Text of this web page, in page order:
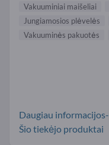
Vakuuminiai maišeliai
Jungiamosios plėvelės
Vakuuminės pakuotės
Daugiau informacijos-
Šio tiekėjo produktai